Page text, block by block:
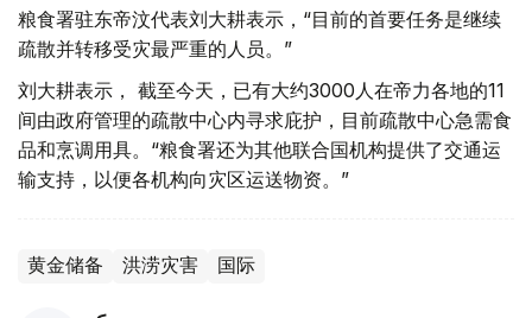
粮食署驻东帝汶代表刘大耕表示，“目前的首要任务是继续
疏散并转移受灾最严重的人员。”
刘大耕表示， 截至今天，已有大约3000人在帝力各地的11
间由政府管理的疏散中心内寻求庇护，目前疏散中心急需食
品和烹调用具。“粮食署还为其他联合国机构提供了交通运
输支持，以便各机构向灾区运送物资。”
黄金储备 洪涝灾害 国际